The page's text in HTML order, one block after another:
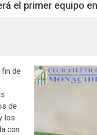
el primer equipo
de
de
los
con